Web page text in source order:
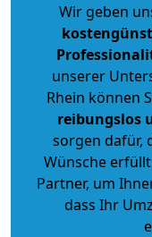
Wir geben
unserer
Rhein können
reibungslos
sorgen dafür,
Wünsche
Partner, um
dass Ihr